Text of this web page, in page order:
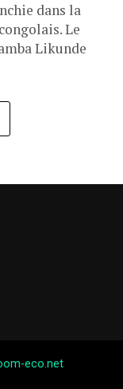
dans la
Le
Likunde
eco.net